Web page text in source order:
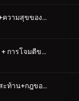
ลาก่อน Psyduck+ความสุขของโปเกมอน
การซ้อมรบสะดือ + การโจมตีของว่าง
เรือแห่งความสั่นสะท้าน+กฎของเหมียว!